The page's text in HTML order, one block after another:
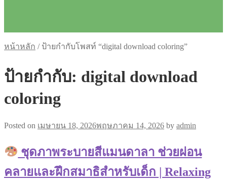
หน้าหลัก / ป้ายกำกับโพสท์ “digital download coloring”
ป้ายกำกับ: digital download
coloring
Posted on เมษายน 18, 2026พฤษภาคม 14, 2026 by admin
ชุดภาพระบายสีแมนดาลา ช่วยผ่อน
คลายและฝึกสมาธิสำหรับเด็ก | Relaxing